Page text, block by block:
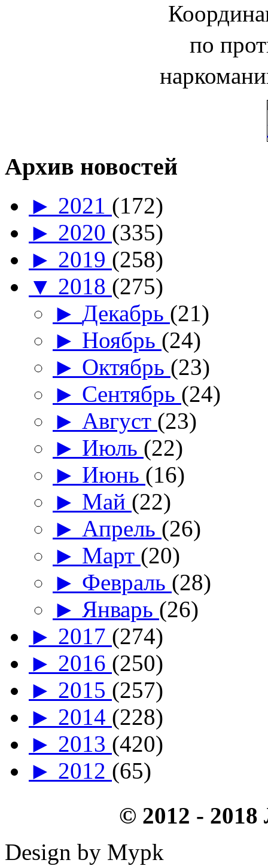
по
Архив новостей
► 2021 (172)
► 2020 (335)
► 2019 (258)
▼ 2018 (275)
► Декабрь (21)
► Ноябрь (24)
► Октябрь (23)
► Сентябрь (24)
► Август (23)
► Июль (22)
► Июнь (16)
► Май (22)
► Апрель (26)
► Март (20)
► Февраль (28)
► Январь (26)
► 2017 (274)
► 2016 (250)
► 2015 (257)
► 2014 (228)
► 2013 (420)
► 2012 (65)
© 2012 - 2018
Design by Mypk